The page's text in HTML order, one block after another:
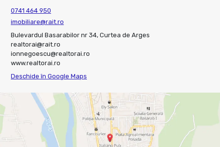
0741 464 950
imobiliare@rait.ro
Bulevardul Basarabilor nr 34, Curtea de Arges
realtorai@rait.ro
ionnegoescu@realtorai.ro
www.realtorai.ro
Deschide în Google Maps